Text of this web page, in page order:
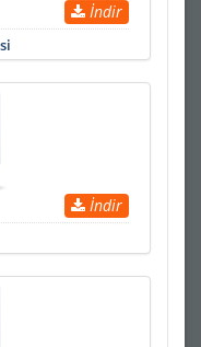
İndir
İndir